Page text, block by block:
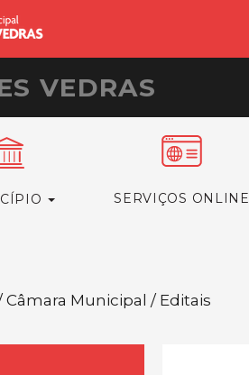
VEDRAS
SERVIÇOS ONLINE
Municipal / Editais